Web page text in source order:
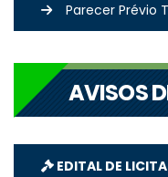
Parecer Prévio
AVISOS
EDITAL DE